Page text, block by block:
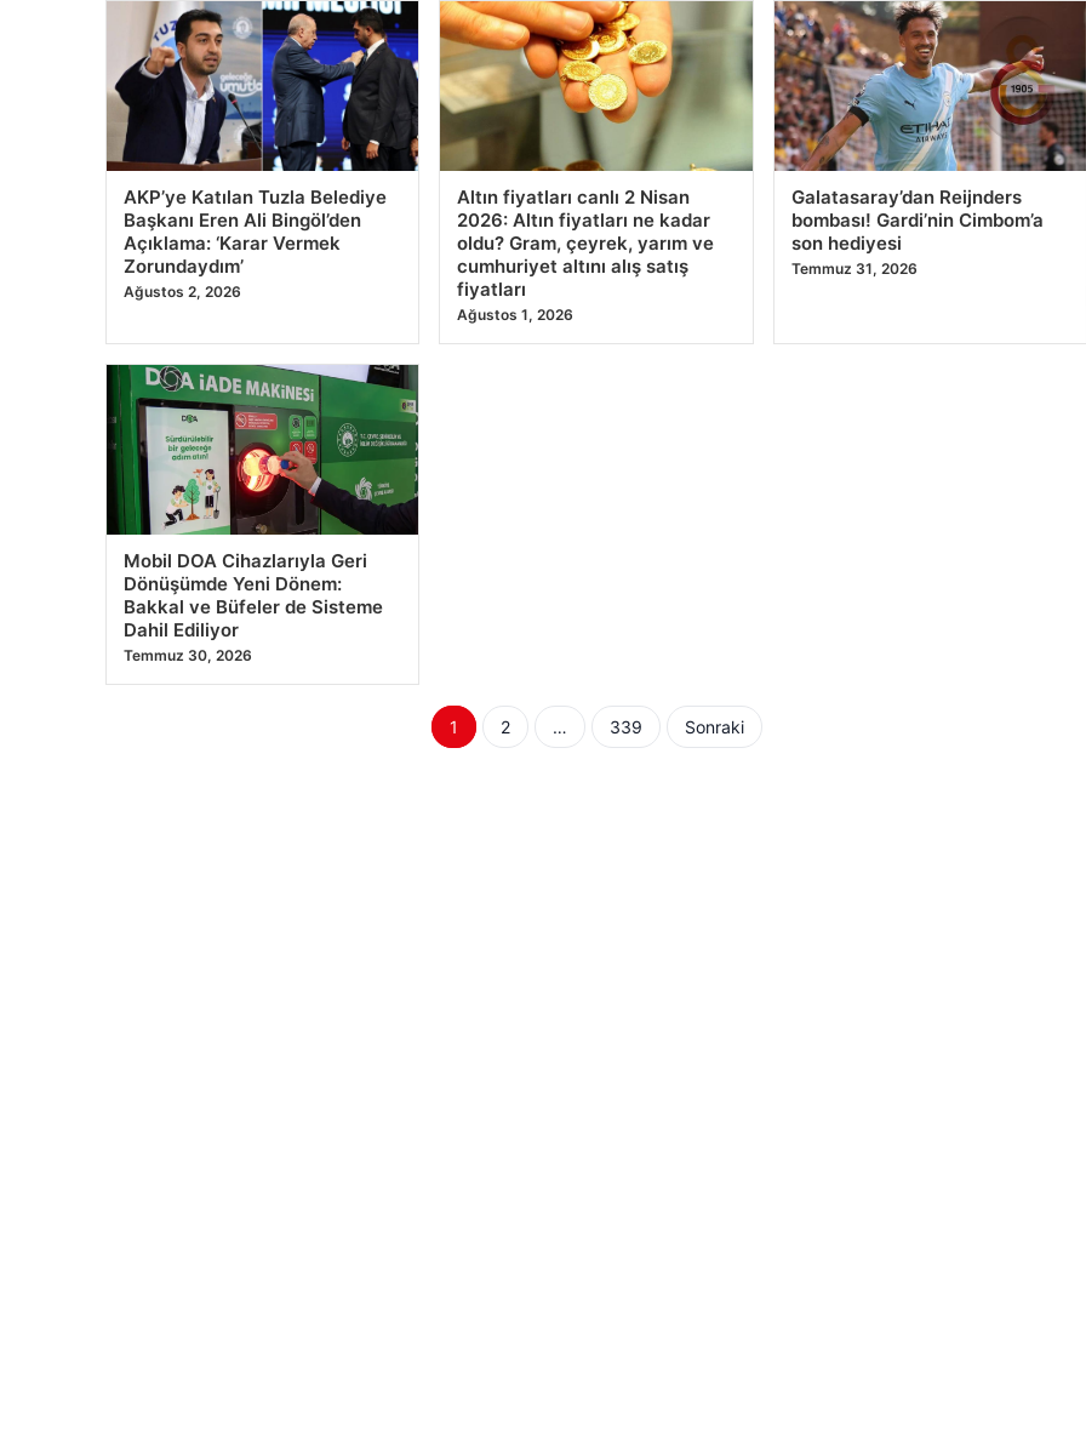
AKP’ye Katılan Tuzla Belediye
Başkanı Eren Ali Bingöl’den
Açıklama: ‘Karar Vermek
Zorundaydım’
Ağustos 2, 2026
Altın fiyatları canlı 2 Nisan
2026: Altın fiyatları ne kadar
oldu? Gram, çeyrek, yarım ve
cumhuriyet altını alış satış
fiyatları
Ağustos 1, 2026
Galatasaray’dan Reijnders
bombası! Gardi’nin Cimbom’a
son hediyesi
Temmuz 31, 2026
Mobil DOA Cihazlarıyla Geri
Dönüşümde Yeni Dönem:
Bakkal ve Büfeler de Sisteme
Dahil Ediliyor
Temmuz 30, 2026
Yazı
1 2 … 339 Sonraki